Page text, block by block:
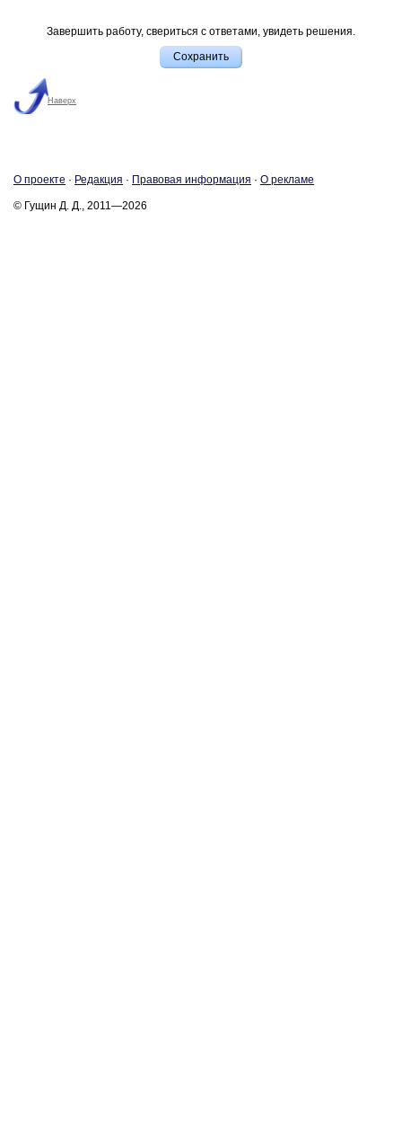
Завершить работу, свериться с ответами, увидеть решения.
Наверх
О про­ек­те · Ре­дак­ция · Пра­во­вая ин­фор­ма­ция · О ре­кла­ме
© Гущин Д. Д., 2011—2026